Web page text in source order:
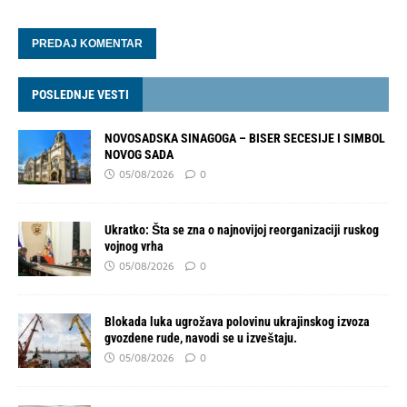
POSLEDNJE VESTI
NOVOSADSKA SINAGOGA – BISER SECESIJE I SIMBOL
NOVOG SADA
05/08/2026 0
Ukratko: Šta se zna o najnovijoj reorganizaciji ruskog
vojnog vrha
05/08/2026 0
Blokada luka ugrožava polovinu ukrajinskog izvoza
gvozdene rude, navodi se u izveštaju.
05/08/2026 0